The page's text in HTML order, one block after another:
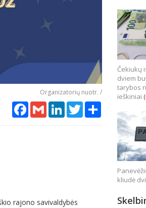
Organizatorių nuotr. /
Facebook
GmailLinkedInTwitterShare
rajono savivaldybės
Čekiukų
dviem
tarybos
ieškiniai
kliudė